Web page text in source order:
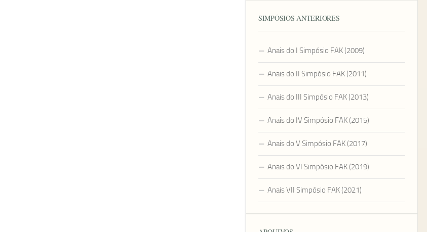
SIMPÓSIOS ANTERIORES
Anais do I Simpósio FAK (2009)
Anais do II Simpósio FAK (2011)
Anais do III Simpósio FAK (2013)
Anais do IV Simpósio FAK (2015)
Anais do V Simpósio FAK (2017)
Anais do VI Simpósio FAK (2019)
Anais VII Simpósio FAK (2021)